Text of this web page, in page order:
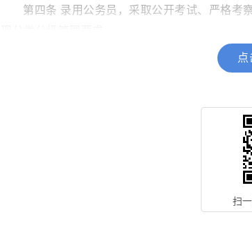
第四条 录用公务员，采取公开考试、严格考
第五条 录用公务员，应当在规定的编制限额
扫